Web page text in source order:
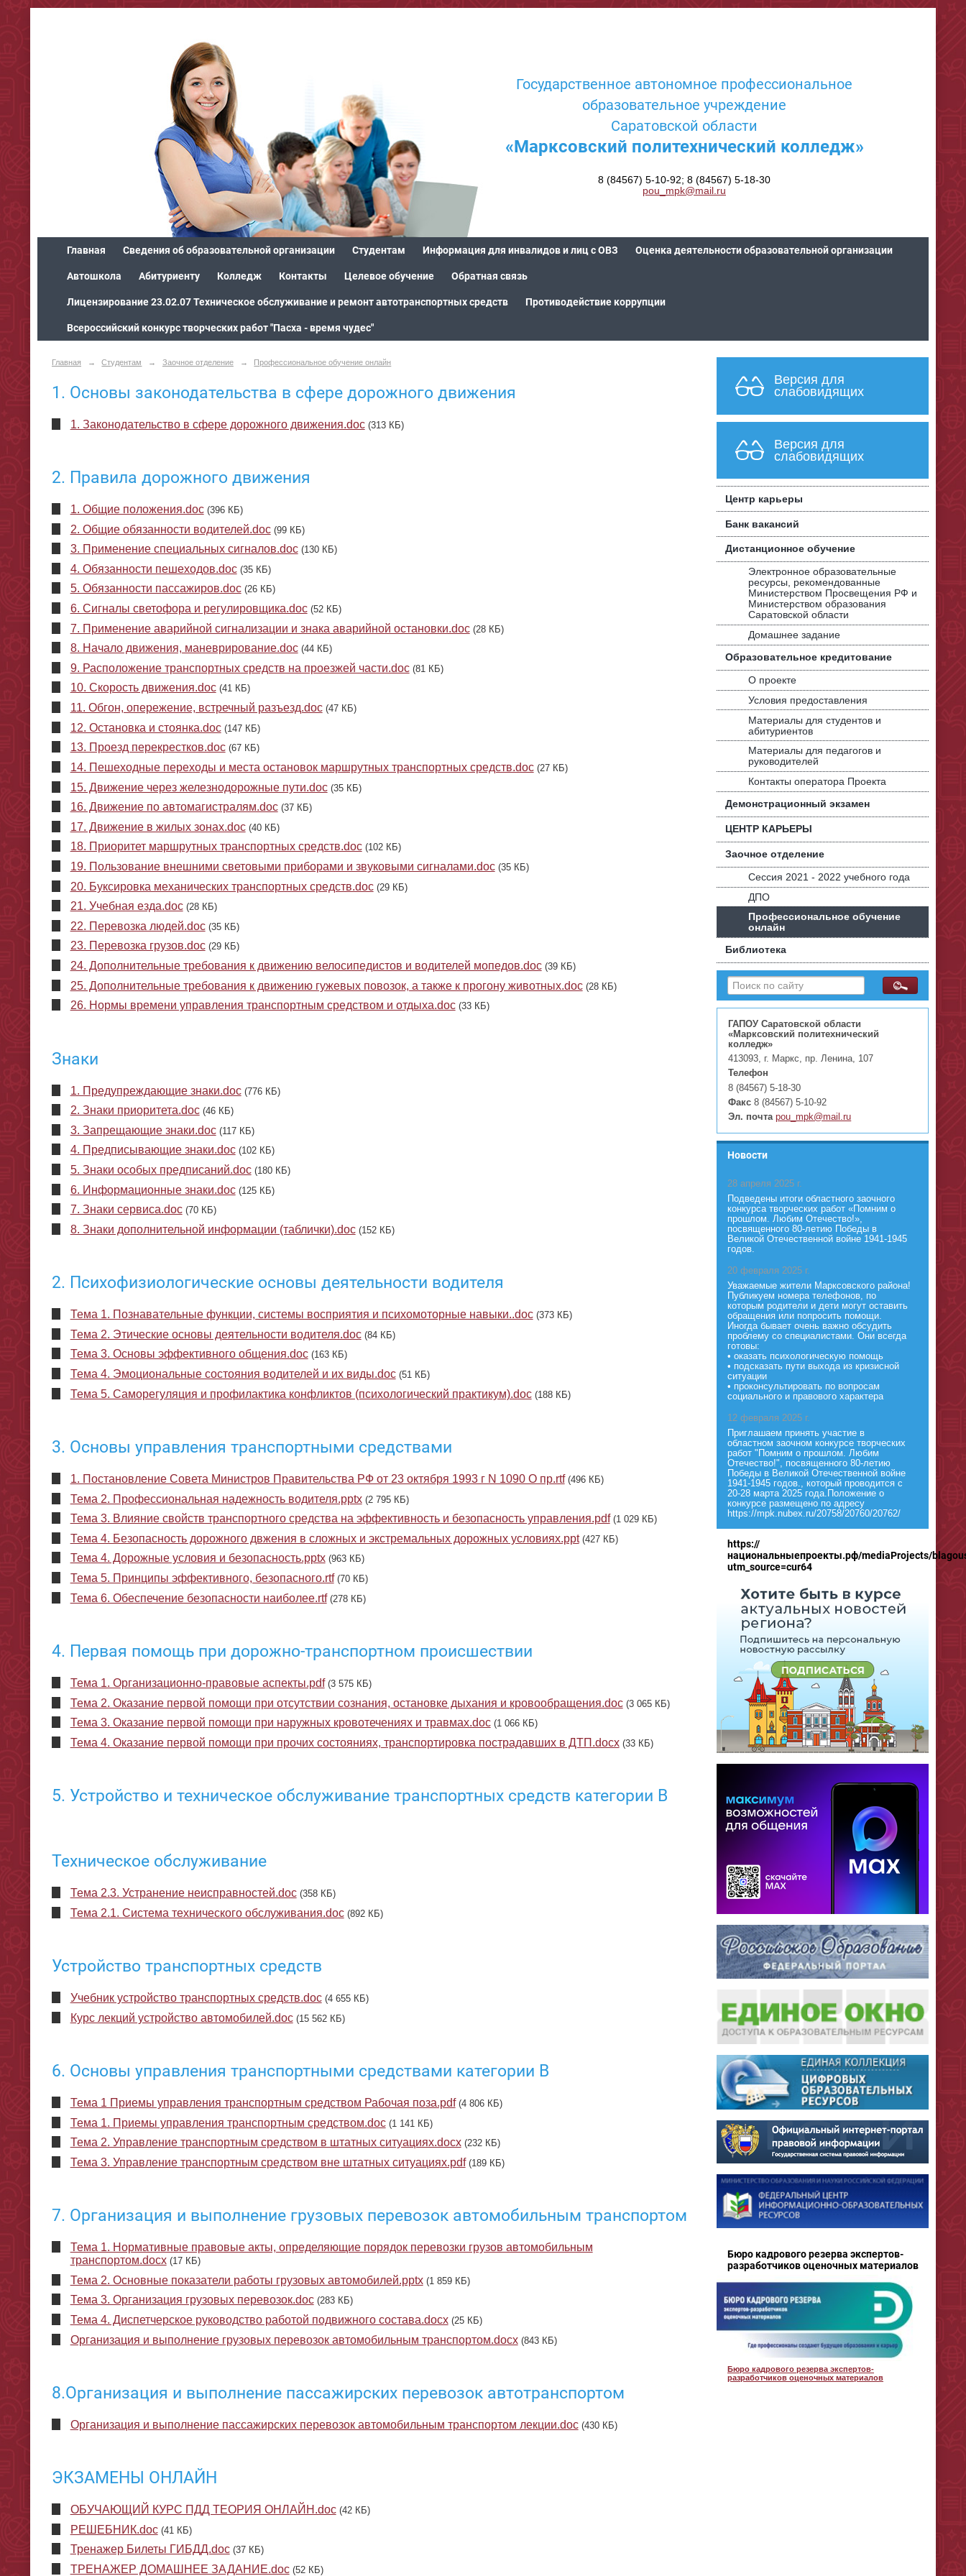
Государственное автономное профессиональное
образовательное учреждение
Саратовской области
«Марксовский политехнический колледж»
8 (84567) 5-10-92; 8 (84567) 5-18-30
pou_mpk@mail.ru
Главная Сведения об образовательной организации Студентам Информация для инвалидов и лиц с ОВЗ Оценка деятельности образовательной организации
Автошкола Абитуриенту Колледж Контакты Целевое обучение Обратная связь
Лицензирование 23.02.07 Техническое обслуживание и ремонт автотранспортных средств Противодействие коррупции
Всероссийский конкурс творческих работ "Пасха - время чудес"
Главная → Студентам → Заочное отделение → Профессиональное обучение онлайн
1. Основы законодательства в сфере дорожного движения
1. Законодательство в сфере дорожного движения.doc (313 КБ)
2. Правила дорожного движения
1. Общие положения.doc (396 КБ)
2. Общие обязанности водителей.doc (99 КБ)
3. Применение специальных сигналов.doc (130 КБ)
4. Обязанности пешеходов.doc (35 КБ)
5. Обязанности пассажиров.doc (26 КБ)
6. Сигналы светофора и регулировщика.doc (52 КБ)
7. Применение аварийной сигнализации и знака аварийной остановки.doc (28 КБ)
8. Начало движения, маневрирование.doc (44 КБ)
9. Расположение транспортных средств на проезжей части.doc (81 КБ)
10. Скорость движения.doc (41 КБ)
11. Обгон, опережение, встречный разъезд.doc (47 КБ)
12. Остановка и стоянка.doc (147 КБ)
13. Проезд перекрестков.doc (67 КБ)
14. Пешеходные переходы и места остановок маршрутных транспортных средств.doc (27 КБ)
15. Движение через железнодорожные пути.doc (35 КБ)
16. Движение по автомагистралям.doc (37 КБ)
17. Движение в жилых зонах.doc (40 КБ)
18. Приоритет маршрутных транспортных средств.doc (102 КБ)
19. Пользование внешними световыми приборами и звуковыми сигналами.doc (35 КБ)
20. Буксировка механических транспортных средств.doc (29 КБ)
21. Учебная езда.doc (28 КБ)
22. Перевозка людей.doc (35 КБ)
23. Перевозка грузов.doc (29 КБ)
24. Дополнительные требования к движению велосипедистов и водителей мопедов.doc (39 КБ)
25. Дополнительные требования к движению гужевых повозок, а также к прогону животных.doc (28 КБ)
26. Нормы времени управления транспортным средством и отдыха.doc (33 КБ)
Знаки
1. Предупреждающие знаки.doc (776 КБ)
2. Знаки приоритета.doc (46 КБ)
3. Запрещающие знаки.doc (117 КБ)
4. Предписывающие знаки.doc (102 КБ)
5. Знаки особых предписаний.doc (180 КБ)
6. Информационные знаки.doc (125 КБ)
7. Знаки сервиса.doc (70 КБ)
8. Знаки дополнительной информации (таблички).doc (152 КБ)
2. Психофизиологические основы деятельности водителя
Тема 1. Познавательные функции, системы восприятия и психомоторные навыки..doc (373 КБ)
Тема 2. Этические основы деятельности водителя.doc (84 КБ)
Тема 3. Основы эффективного общения.doc (163 КБ)
Тема 4. Эмоциональные состояния водителей и их виды.doc (51 КБ)
Тема 5. Саморегуляция и профилактика конфликтов (психологический практикум).doc (188 КБ)
3. Основы управления транспортными средствами
1. Постановление Совета Министров Правительства РФ от 23 октября 1993 г N 1090 О пр.rtf (496 КБ)
Тема 2. Профессиональная надежность водителя.pptx (2 795 КБ)
Тема 3. Влияние свойств транспортного средства на эффективность и безопасность управления.pdf (1 029 КБ)
Тема 4. Безопасность дорожного двжения в сложных и экстремальных дорожных условиях.ppt (427 КБ)
Тема 4. Дорожные условия и безопасность.pptx (963 КБ)
Тема 5. Принципы эффективного, безопасного.rtf (70 КБ)
Тема 6. Обеспечение безопасности наиболее.rtf (278 КБ)
4. Первая помощь при дорожно-транспортном происшествии
Тема 1. Организационно-правовые аспекты.pdf (3 575 КБ)
Тема 2. Оказание первой помощи при отсутствии сознания, остановке дыхания и кровообращения.doc (3 065 КБ)
Тема 3. Оказание первой помощи при наружных кровотечениях и травмах.doc (1 066 КБ)
Тема 4. Оказание первой помощи при прочих состояниях, транспортировка пострадавших в ДТП.docx (33 КБ)
5. Устройство и техническое обслуживание транспортных средств категории В
Техническое обслуживание
Тема 2.3. Устранение неисправностей.doc (358 КБ)
Тема 2.1. Система технического обслуживания.doc (892 КБ)
Устройство транспортных средств
Учебник устройство транспортных средств.doc (4 655 КБ)
Курс лекций устройство автомобилей.doc (15 562 КБ)
6. Основы управления транспортными средствами категории В
Тема 1 Приемы управления транспортным средством Рабочая поза.pdf (4 806 КБ)
Тема 1. Приемы управления транспортным средством.doc (1 141 КБ)
Тема 2. Управление транспортным средством в штатных ситуациях.docx (232 КБ)
Тема 3. Управление транспортным средством вне штатных ситуациях.pdf (189 КБ)
7. Организация и выполнение грузовых перевозок автомобильным транспортом
Тема 1. Нормативные правовые акты, определяющие порядок перевозки грузов автомобильным
транспортом.docx (17 КБ)
Тема 2. Основные показатели работы грузовых автомобилей.pptx (1 859 КБ)
Тема 3. Организация грузовых перевозок.doc (283 КБ)
Тема 4. Диспетчерское руководство работой подвижного состава.docx (25 КБ)
Организация и выполнение грузовых перевозок автомобильным транспортом.docx (843 КБ)
8.Организация и выполнение пассажирских перевозок автотранспортом
Организация и выполнение пассажирских перевозок автомобильным транспортом лекции.doc (430 КБ)
ЭКЗАМЕНЫ ОНЛАЙН
ОБУЧАЮЩИЙ КУРС ПДД ТЕОРИЯ ОНЛАЙН.doc (42 КБ)
РЕШЕБНИК.doc (41 КБ)
Тренажер Билеты ГИБДД.doc (37 КБ)
ТРЕНАЖЕР ДОМАШНЕЕ ЗАДАНИЕ.doc (52 КБ)
Версия для
слабовидящих
Версия для
слабовидящих
Центр карьеры
Банк вакансий
Дистанционное обучение
Электронное образовательные
ресурсы, рекомендованные
Министерством Просвещения РФ и
Министерством образования
Саратовской области
Домашнее задание
Образовательное кредитование
О проекте
Условия предоставления
Материалы для студентов и
абитуриентов
Материалы для педагогов и
руководителей
Контакты оператора Проекта
Демонстрационный экзамен
ЦЕНТР КАРЬЕРЫ
Заочное отделение
Сессия 2021 - 2022 учебного года
ДПО
Профессиональное обучение
онлайн
Библиотека
ГАПОУ Саратовской области
«Марксовский политехнический
колледж»
413093, г. Маркс, пр. Ленина, 107
Телефон
8 (84567) 5-18-30
Факс 8 (84567) 5-10-92
Эл. почта pou_mpk@mail.ru
Новости
28 апреля 2025 г.
Подведены итоги областного заочного
конкурса творческих работ «Помним о
прошлом. Любим Отечество!»,
посвященного 80-летию Победы в
Великой Отечественной войне 1941-1945
годов.
20 февраля 2025 г.
Уважаемые жители Марксовского района!
Публикуем номера телефонов, по
которым родители и дети могут оставить
обращения или попросить помощи.
Иногда бывает очень важно обсудить
проблему со специалистами. Они всегда
готовы:
• оказать психологическую помощь
• подсказать пути выхода из кризисной
ситуации
• проконсультировать по вопросам
социального и правового характера
12 февраля 2025 г.
Приглашаем принять участие в
областном заочном конкурсе творческих
работ "Помним о прошлом. Любим
Отечество!", посвященного 80-летию
Победы в Великой Отечественной войне
1941-1945 годов., который проводится с
20-28 марта 2025 года.Положение о
конкурсе размещено по адресу
https://mpk.nubex.ru/20758/20760/20762/
https://
национальныепроекты.рф/mediaProjects/
utm_source=cur64
Бюро кадрового резерва экспертов-
разработчиков оценочных материалов
Бюро кадрового резерва экспертов-
разработчиков оценочных материалов